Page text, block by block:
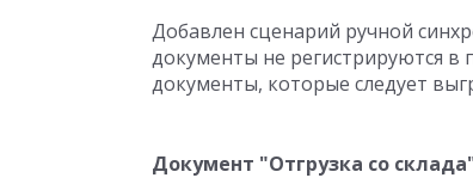
Добавлен сценарий ручной
документы не регистрируются в
документы, которые следует
Документ "Отгрузка со